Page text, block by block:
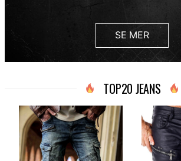
SE MER
TOP20 JEANS